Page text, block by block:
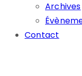
Archives
Contact